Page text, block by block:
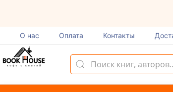
О нас Оплата Контакты